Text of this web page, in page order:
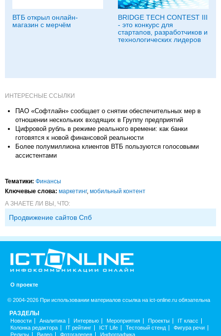
ВТБ открыл онлайн-
магазин с мерчём
BRIDGE TECH CONTEST III
- это конкурс для
стартапов, разработчиков и
технологических лидеров
ИНТЕРЕСНЫЕ ССЫЛКИ
ПАО «Софтлайн» сообщает о снятии обеспечительных мер в
отношении нескольких входящих в Группу предприятий
Цифровой рубль в режиме реального времени: как банки
готовятся к новой финансовой реальности
Более полумиллиона клиентов ВТБ пользуются голосовыми
ассистентами
Тематики: Финансы
Ключевые слова: маркетинг, мобильный контент
А ЗНАЕТЕ ЛИ ВЫ, ЧТО:
Продвижение сайтов Спб
О проекте
© 2004-2026 При использовании материалов ссылка на ict-online.ru обязательна
РАЗДЕЛЫ
Новости Аналитика Интервью Мероприятия Проекты
IT класс
Колонка редактора
IT рейтинг ICT Life Тестовый стенд
Фигура речи
Релизы
Видео Фотогалерея Инфографика